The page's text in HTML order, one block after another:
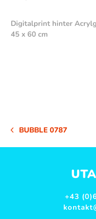
Digitalprint hinter
45 x 60 cm
VORHERIGER
BEITRAG:
BUBBLE 0787
+43